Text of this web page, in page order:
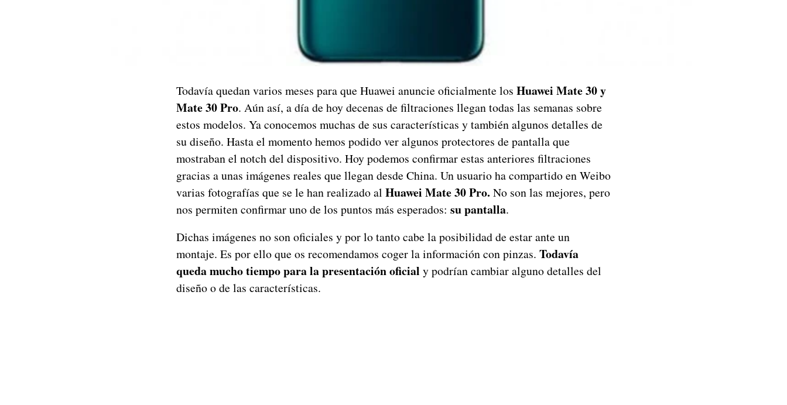
Todavía quedan varios meses para que Huawei anuncie oficialmente los Huawei Mate 30 y
Mate 30 Pro. Aún así, a día de hoy decenas de filtraciones llegan todas las semanas sobre
estos modelos. Ya conocemos muchas de sus características y también algunos detalles de
su diseño. Hasta el momento hemos podido ver algunos protectores de pantalla que
mostraban el notch del dispositivo. Hoy podemos confirmar estas anteriores filtraciones
gracias a unas imágenes reales que llegan desde China. Un usuario ha compartido en Weibo
varias fotografías que se le han realizado al Huawei Mate 30 Pro. No son las mejores, pero
nos permiten confirmar uno de los puntos más esperados: su pantalla.
Dichas imágenes no son oficiales y por lo tanto cabe la posibilidad de estar ante un
montaje. Es por ello que os recomendamos coger la información con pinzas. Todavía
queda mucho tiempo para la presentación oficial y podrían cambiar alguno detalles del
diseño o de las características.